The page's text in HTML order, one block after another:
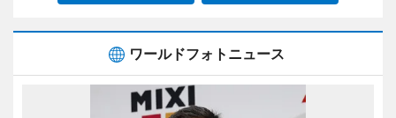
ワールドフォトニュース